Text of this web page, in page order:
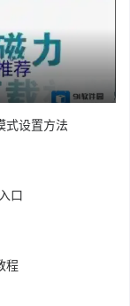
式设置方法
口
程